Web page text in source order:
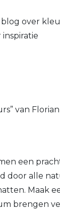
blog over
van
een
door alle
Maak
brengen